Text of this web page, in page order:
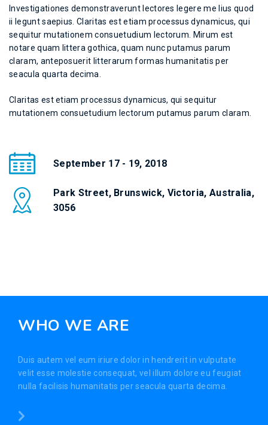
Investigationes demonstraverunt lectores legere me lius quod
ii legunt saepius. Claritas est etiam processus dynamicus, qui
sequitur mutationem consuetudium lectorum. Mirum est
notare quam littera gothica, quam nunc putamus parum
claram, anteposuerit litterarum formas humanitatis per
seacula quarta decima.
Claritas est etiam processus dynamicus, qui sequitur
mutationem consuetudium lectorum putamus parum claram.
September 17 - 19, 2018
Park Street, Brunswick, Victoria, Australia,
3056
WHO WE ARE
Duis autem vel eum iriure dolor in hendrerit in vulputate
velit esse molestie consequat, vel illum dolore eu feugiat
nulla facilisis humanitatis per seacula quarta decima.